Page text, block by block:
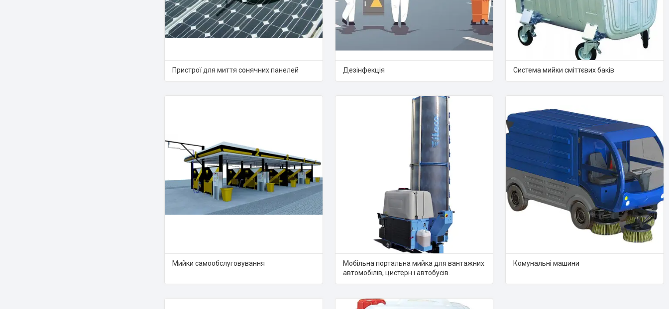
Пристрої для миття сонячних панелей Дезінфекція Система мийки сміттєвих баків
Мийки самообслуговування
Мобільна портальна мийка для вантажних
автомобілів, цистерн і автобусів.
Комунальні машини